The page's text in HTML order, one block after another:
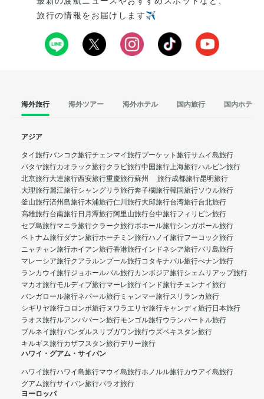
旅行の情報をお届けします✈️
海外旅行 海外ツアー 海外ホテル 国内旅行 国内ホテル
アジア
タイ旅行バンコク旅行チェンマイ旅行プーケット旅行サムイ島旅行
パタヤ旅行カオラック旅行クラビ旅行中国旅行上海旅行ハルビン旅行
北京旅行大連旅行西安旅行重慶旅行蘇州 旅行成都旅行昆明旅行
大理旅行麗江旅行シャングリラ旅行奔子欄旅行韓国旅行ソウル旅行
釜山旅行済州島旅行木浦旅行仁川旅行大邱旅行台湾旅行台北旅行
高雄旅行台南旅行日月潭旅行阿里山旅行台中旅行フィリピン旅行
セブ島旅行マニラ旅行クラーク旅行ボホール旅行シンガポール旅行
ベトナム旅行ダナン旅行ホーチミン旅行ハノイ旅行フーコック旅行
ニャチャン旅行ホイアン旅行香港旅行インドネシア旅行バリ島旅行
マレーシア旅行クアラルンプール旅行コタキナバル旅行ぺナン旅行
ランカウイ旅行ジョホールバル旅行カンボジア旅行シェムリアップ旅行
マカオ旅行モルディブ旅行マーレ旅行インド旅行チェンナイ旅行
バンガロール旅行ネパール旅行 ミャンマー旅行スリランカ旅行
シギリヤ旅行コロンボ旅行ヌワラエリヤ旅行キャンディ旅行日本旅行
ラオス旅行ルアンパバーン旅行モンゴル旅行ウランバートル旅行
ブルネイ旅行バンダルスリブガワン旅行ウズベキスタン旅行
キルギス旅行カザフスタン旅行デリー旅行
ハワイ・グアム・サイパン
ハワイ旅行ハワイ島旅行マウイ島旅行ホノルル旅行カウアイ島旅行
グアム旅行サイパン旅行パラオ旅行
ヨーロッパ